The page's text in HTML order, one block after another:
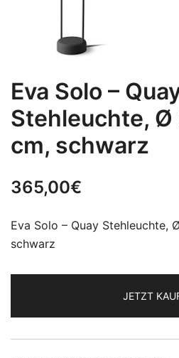
Eva Solo –
Stehleuchte, Ø
cm, schwarz
365,00€
Eva Solo – Quay Stehleuchte,
schwarz
JETZT